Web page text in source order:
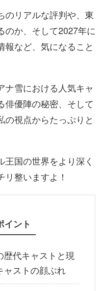
のリアルな評判や、東
のか、そして2027年に
報など、気になること
ナ雪における人気キャ
俳優陣の秘密、そして
の視点からたっぷりと
国の世界をより深く
整いますよ！
イント
歴代キャストと現
ャストの顔ぶれ